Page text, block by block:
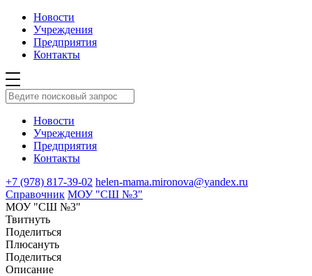
Новости
Учреждения
Предприятия
Контакты
Новости
Учреждения
Предприятия
Контакты
+7 (978) 817-39-02 helen-mama.mironova@yandex.ru
Справочник МОУ "СШ №3"
МОУ "СШ №3"
Твитнуть
Поделиться
Плюсануть
Поделиться
Описание